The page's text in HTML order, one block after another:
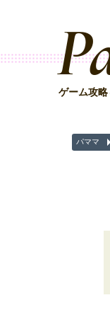
ゲーム攻
パママ